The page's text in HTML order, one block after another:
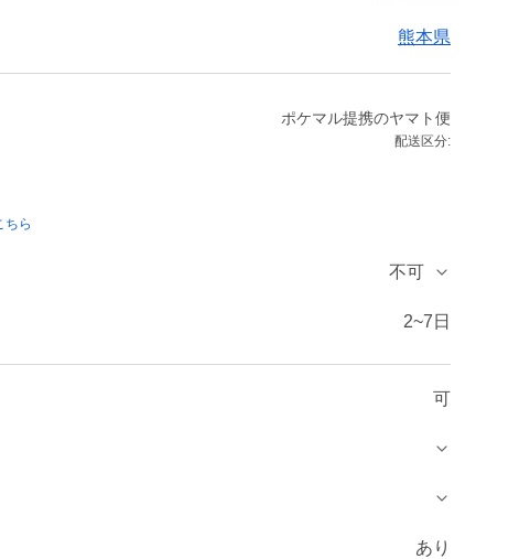
熊本県
ポケマル提携のヤマト便
配送区分:
ちら
不可
2~7日
可
あり